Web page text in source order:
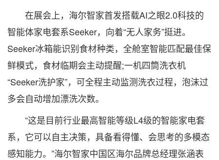
在展会上，海尔智家首发搭载AI之眼2.0科技的
智能体家电套系Seeker，向着“无人家务”挺进。
Seeker冰箱能识别食材种类，全舱室智能匹配最佳保
鲜模式，食材临期会主动提醒;一机四筒洗衣机
“Seeker洗护家”，可全程主动监测洗衣过程，泡沫过
多会自动增加漂洗次数。
“这是目前行业最高智能等级L4级的智能家电套
系，它可以自主决策，具备看得懂、会思考的多模态
感知能力。”海尔智家中国区海尔品牌总经理张涵表